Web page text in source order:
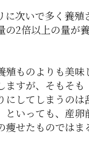
に次いで多く養殖
の2倍以上の量が
殖ものよりも美味
すが、そもそも
にしてしまうのは
といっても、産卵
痩せたものではま